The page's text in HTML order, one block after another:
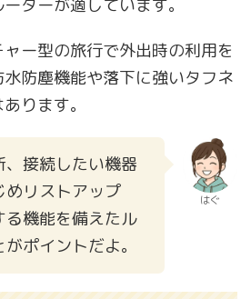
ターが適しています。
ー型の旅行で外出時の利用を
防塵機能や落下に強いタフネ
ります。
接続したい機器
めリストアップ
る機能を備えたル
ポイントだよ。
はぐ